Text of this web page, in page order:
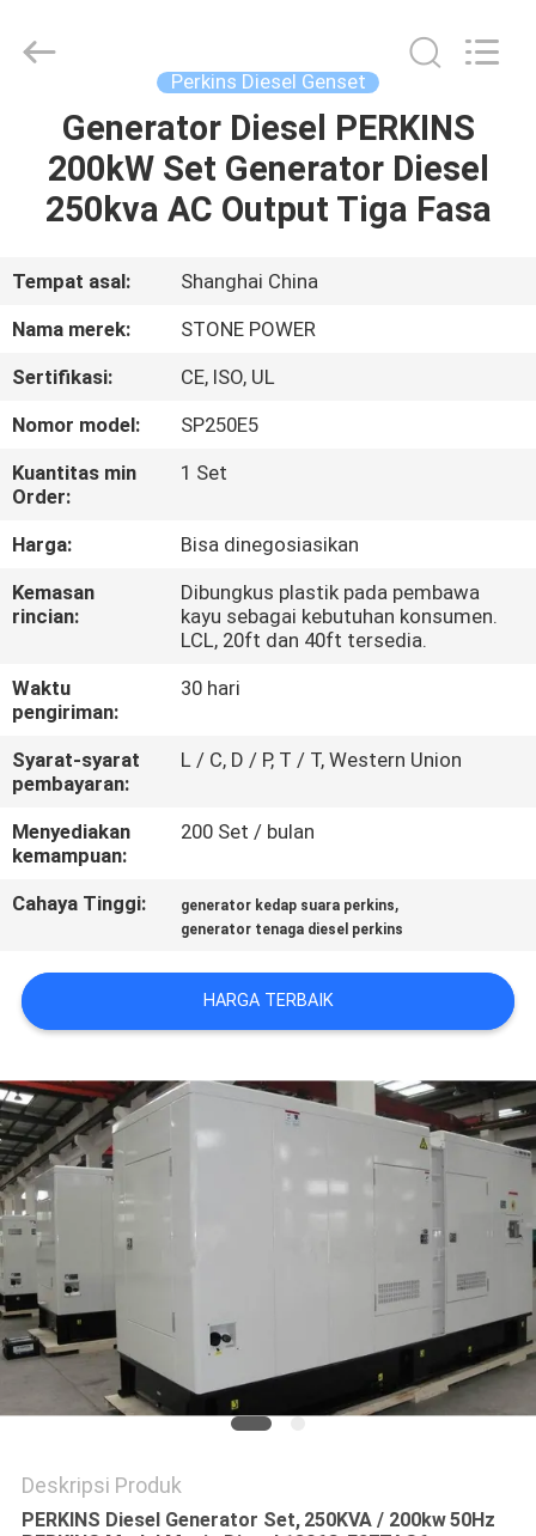
RUMAH
PRODUK
TENTANG
KAMI
TUR
PABRIK
KONTROL
KUALITAS
HUBUNGI
KAMI
PERMINTAAN
PENAWARAN
SITEMAP
POLICY
POWER
CO.,LTD.
Perkins Diesel Genset
Generator Diesel PERKINS
200kW Set Generator Diesel
250kva AC Output Tiga Fasa
Tempat asal:
Shanghai China
Nama merek:
STONE POWER
Sertifikasi:
CE, ISO, UL
Nomor model:
SP250E5
Kuantitas min
Order:
1 Set
Harga:
Bisa dinegosiasikan
Kemasan
rincian:
Dibungkus plastik pada pembawa
kayu sebagai kebutuhan konsumen.
LCL, 20ft dan 40ft tersedia.
Waktu
pengiriman:
30 hari
Syarat-syarat
pembayaran:
L / C, D / P, T / T, Western Union
Menyediakan
kemampuan:
200 Set / bulan
Cahaya Tinggi: generator kedap suara perkins,
generator tenaga diesel perkins
HARGA TERBAIK
Deskripsi Produk
PERKINS Diesel Generator Set, 250KVA / 200kw50Hz